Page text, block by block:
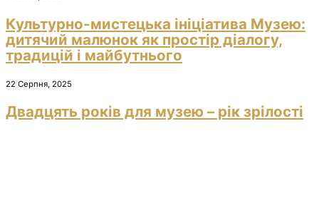
Культурно-мистецька ініціатива Музею:
дитячий малюнок як простір діалогу,
традицій і майбутнього
22 Серпня, 2025
Двадцять років для музею – рік зрілості